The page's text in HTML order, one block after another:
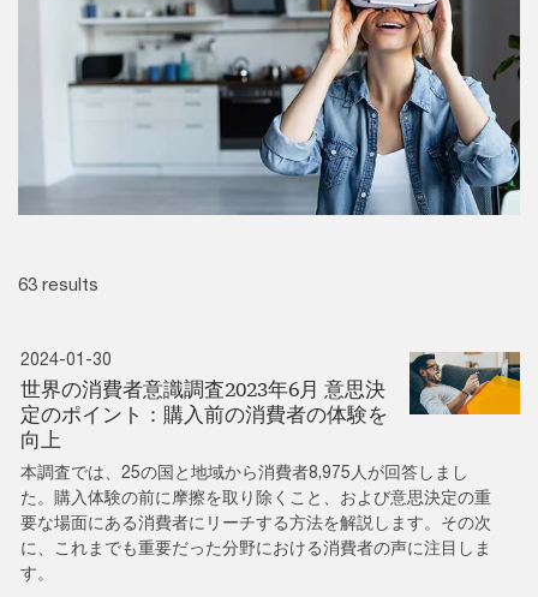
63 results
2024-01-30
世界の消費者意識調査2023年6月 意思決
定のポイント：購入前の消費者の体験を
向上
本調査では、25の国と地域から消費者8,975人が回答しまし
た。購入体験の前に摩擦を取り除くこと、および意思決定の重
要な場面にある消費者にリーチする方法を解説します。その次
に、これまでも重要だった分野における消費者の声に注目しま
す。